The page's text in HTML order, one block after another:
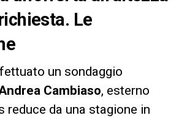
Le
un sondaggio
Cambiaso, esterno
reduce da una stagione in